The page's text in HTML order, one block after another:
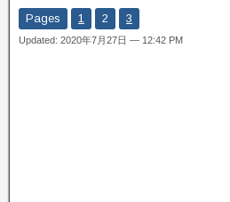
Pages 1 2 3
Updated: 2020年7月27日 — 12:42 PM